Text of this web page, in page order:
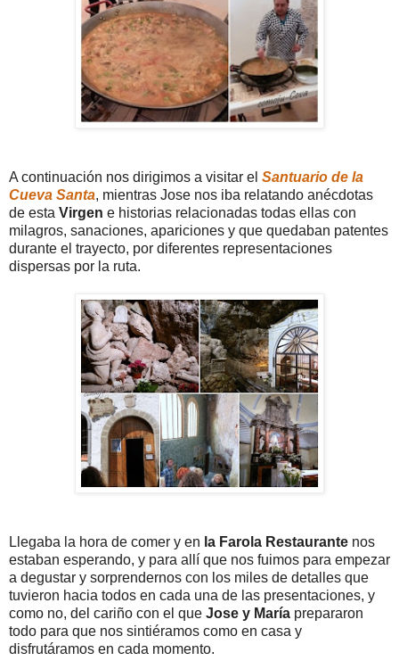
A continuación nos dirigimos a visitar el Santuario de la
Cueva Santa, mientras Jose nos iba relatando anécdotas
de esta Virgen e historias relacionadas todas ellas con
milagros, sanaciones, apariciones y que quedaban patentes
durante el trayecto, por diferentes representaciones
dispersas por la ruta.
Llegaba la hora de comer y en la Farola Restaurante nos
estaban esperando, y para allí que nos fuimos para empezar
a degustar y sorprendernos con los miles de detalles que
tuvieron hacia todos en cada una de las presentaciones, y
como no, del cariño con el que Jose y María prepararon
todo para que nos sintiéramos como en casa y
disfrutáramos en cada momento.